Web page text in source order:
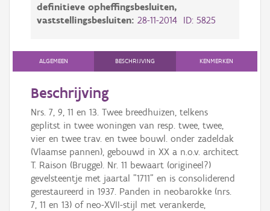
definitieve opheffingsbesluiten,
vaststellingsbesluiten: 28-11-2014 ID: 5825
ALGEMEEN BESCHRIJVING KENMERKEN
Beschrijving
Nrs. 7, 9, 11 en 13. Twee breedhuizen, telkens
geplitst in twee woningen van resp. twee, twee,
vier en twee trav. en twee bouwl. onder zadeldak
(Vlaamse pannen), gebouwd in XX a n.o.v. architect
T. Raison (Brugge). Nr. 11 bewaart (origineel?)
gevelsteentje met jaartal "1711" en is consoliderend
gerestaureerd in 1937. Panden in neobarokke (nrs.
7, 11 en 13) of neo-XVII-stijl met verankerde,